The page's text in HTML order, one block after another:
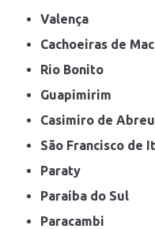
Valença
Cachoeiras de
Rio Bonito
Guapimirim
Casimiro de Abreu
São Francisco de
Paraty
Paraíba do Sul
Paracambi